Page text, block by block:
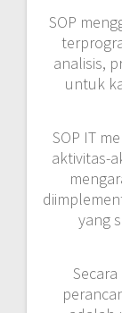
SOP
analisis,
untuk
SOP IT
aktivitas-
yang